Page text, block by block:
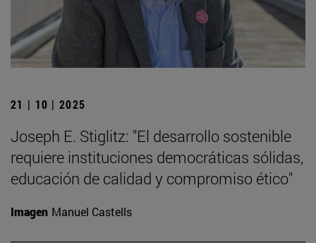
21 | 10 | 2025
Joseph E. Stiglitz: "El desarrollo sostenible
requiere instituciones democráticas sólidas,
educación de calidad y compromiso ético"
Imagen Manuel Castells